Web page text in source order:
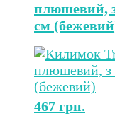
плюшевий,
см
467 грн.